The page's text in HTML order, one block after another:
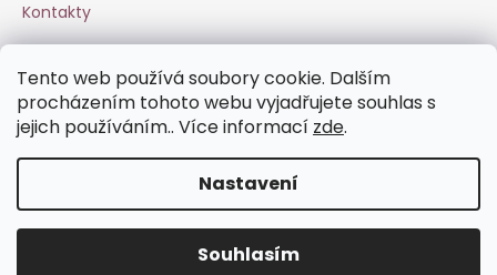
Tento web používá soubory cookie. Dalším
procházením tohoto webu vyjadřujete souhlas s
jejich používáním.. Více informací zde.
Nastavení
Souhlasím
HLEDAT
D
o
o
r
Kontakty
Přijímáme online platby
Vytvořil Shoptet
Esperit.cz. Všechna práva vyhrazena.